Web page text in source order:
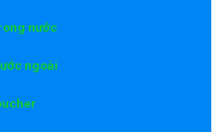
nước
ngoài